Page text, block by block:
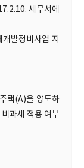
세무서에
발정비사업 지
택(A)을 양도하
과세 적용 여부